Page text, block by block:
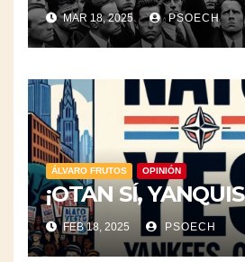
MAR 18, 2025 PSOECH
ÁLVARO FRUTOS OPINIÓN
¡OTAN SÍ,
FEB 18, 2025 PSOECH